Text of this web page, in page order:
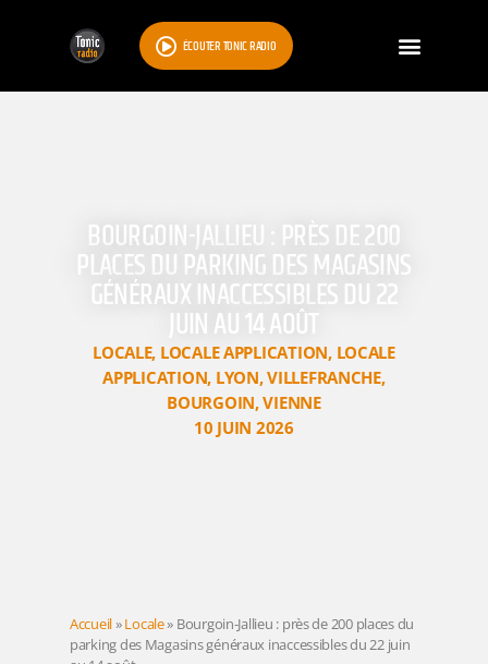
ÉCOUTER TONIC RADIO
BOURGOIN-JALLIEU : PRÈS DE 200
PLACES DU PARKING DES MAGASINS
GÉNÉRAUX INACCESSIBLES DU 22
JUIN AU 14 AOÛT
LOCALE, LOCALE APPLICATION, LOCALE
APPLICATION, LYON,VILLEFRANCHE,
BOURGOIN,VIENNE
10 JUIN 2026
Accueil»Locale» Bourgoin-Jallieu : près de 200 places du
parking des Magasins généraux inaccessibles du 22 juin